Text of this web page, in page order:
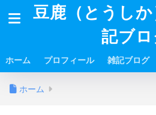
豆鹿（とうし
記ブ
ホーム プロフィール 雑記ブログ
ホーム